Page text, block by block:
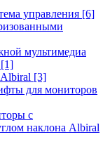
управления [6]
мультимедиа
[1]
[3]
для мониторов
с
наклона Albiral